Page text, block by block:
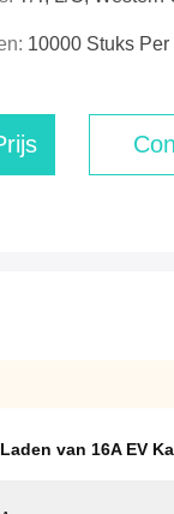
10000 Stuks Per
van 16A EV